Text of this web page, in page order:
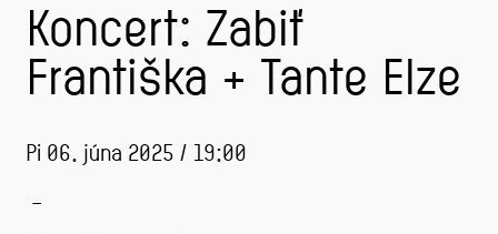
Koncert: Zabiť
Františka + Tante Elze
Pi 06. júna 2025 / 19:00
–